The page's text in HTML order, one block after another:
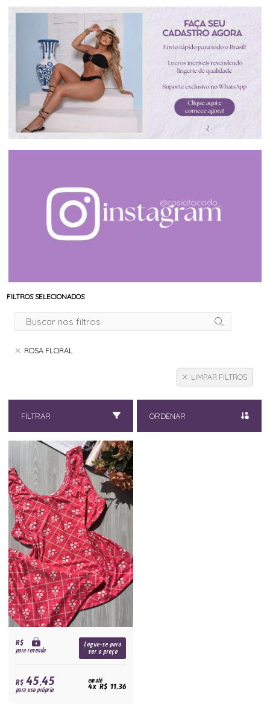
FILTROS SELECIONADOS
ROSA FLORAL
LIMPAR FILTROS
FILTRAR ORDENAR
R$
para revenda
Logue-se para
ver o preço
R$45,45
para uso próprio
em até
4x R$ 11,36